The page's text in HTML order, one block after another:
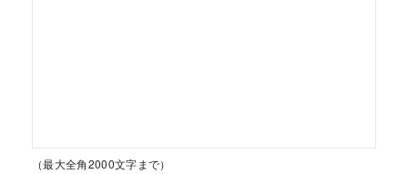
（最大全角2000文字まで）